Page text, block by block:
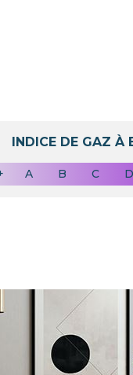
INDICE DE GAZ À
A B C D